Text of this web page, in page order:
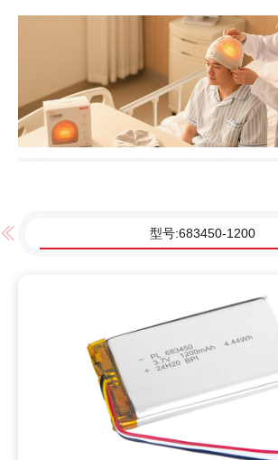
型号:683450-1200